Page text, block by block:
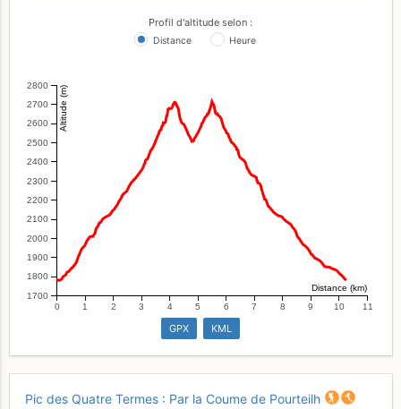
Profil d'altitude selon :
Distance Heure
1700
1800
1900
2000
2100
2200
2300
2400
2500
2600
2700
2800 Altitude (m)
0 1 2 3 4 5 6 7 8 9 10 11
Distance (km)
GPX KML
Pic des Quatre Termes : Par la Coume de Pourteilh